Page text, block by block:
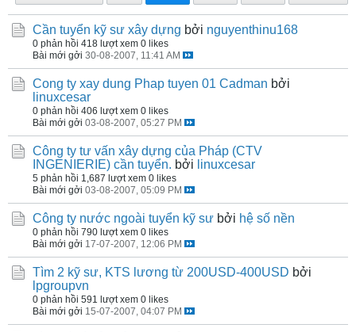
Cần tuyển kỹ sư xây dựng bởi nguyenthinu168
0 phản hồi 418 lượt xem 0 likes
Bài mới gởi 30-08-2007, 11:41 AM
Cong ty xay dung Phap tuyen 01 Cadman bởi
linuxcesar
0 phản hồi 406 lượt xem 0 likes
Bài mới gởi 03-08-2007, 05:27 PM
Công ty tư vấn xây dựng của Pháp (CTV
INGENIERIE) cần tuyển. bởi linuxcesar
5 phản hồi 1,687 lượt xem 0 likes
Bài mới gởi 03-08-2007, 05:09 PM
Công ty nước ngoài tuyển kỹ sư bởi hệ số nền
0 phản hồi 790 lượt xem 0 likes
Bài mới gởi 17-07-2007, 12:06 PM
Tìm 2 kỹ sư, KTS lương từ 200USD-400USD bởi
lpgroupvn
0 phản hồi 591 lượt xem 0 likes
Bài mới gởi 15-07-2007, 04:07 PM